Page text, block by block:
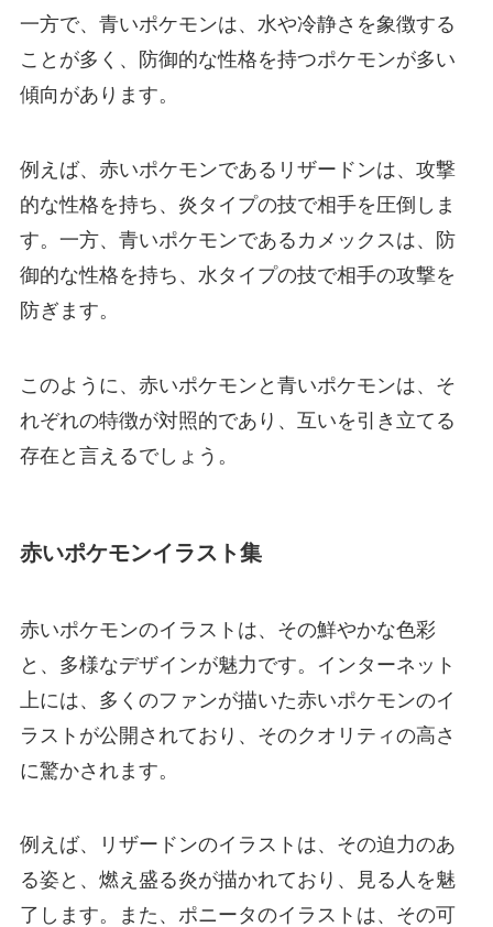
一方で、青いポケモンは、水や冷静さを象徴する
ことが多く、防御的な性格を持つポケモンが多い
傾向があります。
例えば、赤いポケモンであるリザードンは、攻撃
的な性格を持ち、炎タイプの技で相手を圧倒しま
す。一方、青いポケモンであるカメックスは、防
御的な性格を持ち、水タイプの技で相手の攻撃を
防ぎます。
このように、赤いポケモンと青いポケモンは、そ
れぞれの特徴が対照的であり、互いを引き立てる
存在と言えるでしょう。
赤いポケモンイラスト集
赤いポケモンのイラストは、その鮮やかな色彩
と、多様なデザインが魅力です。インターネット
上には、多くのファンが描いた赤いポケモンのイ
ラストが公開されており、そのクオリティの高さ
に驚かされます。
例えば、リザードンのイラストは、その迫力のあ
る姿と、燃え盛る炎が描かれており、見る人を魅
了します。また、ポニータのイラストは、その可